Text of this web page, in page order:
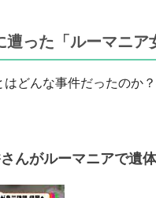
った「ルーマニア
どんな事件だったのか
んがルーマニアで遺